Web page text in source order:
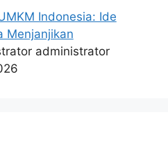
Indonesia: Ide
Menjanjikan
administrator